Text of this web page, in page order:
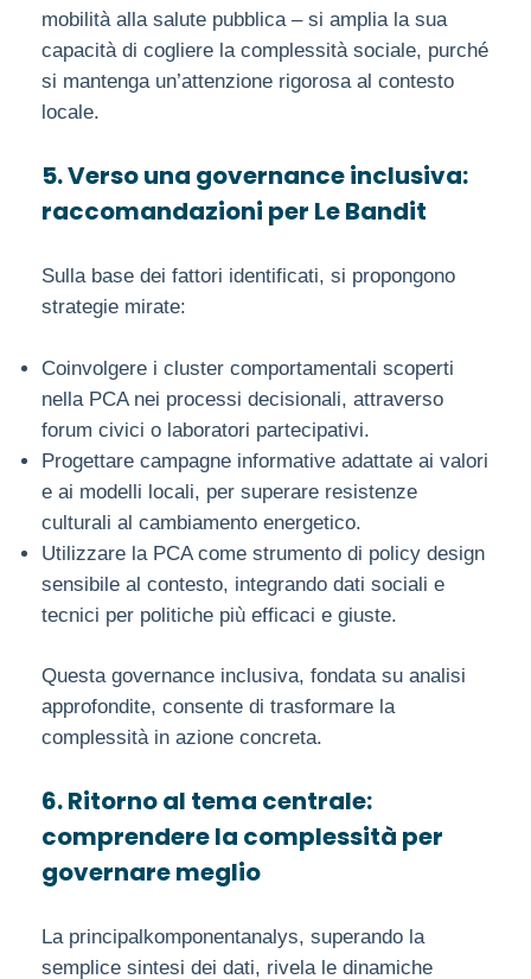
mobilità alla salute pubblica – si amplia la sua
capacità di cogliere la complessità sociale, purché
si mantenga un’attenzione rigorosa al contesto
locale.
5. Verso una governance inclusiva:
raccomandazioni per Le Bandit
Sulla base dei fattori identificati, si propongono
strategie mirate:
Coinvolgere i cluster comportamentali scoperti
nella PCA nei processi decisionali, attraverso
forum civici o laboratori partecipativi.
Progettare campagne informative adattate ai valori
e ai modelli locali, per superare resistenze
culturali al cambiamento energetico.
Utilizzare la PCA come strumento di policy design
sensibile al contesto, integrando dati sociali e
tecnici per politiche più efficaci e giuste.
Questa governance inclusiva, fondata su analisi
approfondite, consente di trasformare la
complessità in azione concreta.
6. Ritorno al tema centrale:
comprendere la complessità per
governare meglio
La principalkomponentanalys, superando la
semplice sintesi dei dati, rivela le dinamiche